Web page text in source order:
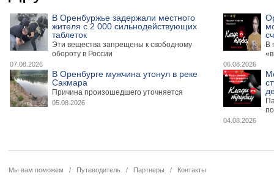
В Оренбуржье задержали местного
жителя с 2 000 сильнодействующих
таблеток
Эти вещества запрещены к свободному
обороту в России
07.08.2026
В
06.08.2026
В Оренбурге мужчина утонул в реке
Сакмара
Причина произошедшего уточняется
05.08.2026
04.08.2026
Мы вам поможем / Путеводитель / Партнеры / Контакты